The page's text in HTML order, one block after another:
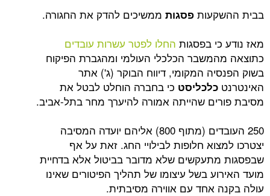
פסגותממשיכים להדק את החגורה.
בפסגות החלו לפטר עשרות עובדים
הכלכלי העולמי ומהגברת הפיקוח
המקומי, דיווח הבוקר (ג') אתר
כלכליסטכי בחברה הוחלט לבטל את
שהייתה אמורה להיערך מחר בתל-אביב.
250 העובדים (מתוף 800) אליהם יועדה המסיבה
חלופות לבילויי החג. זאת על אף
שלא מדובר בביטול אלא בדחיית
בשל עיצומו של תהליך הפיטורים שאינו
אחד עם אווירה מסיבתית.